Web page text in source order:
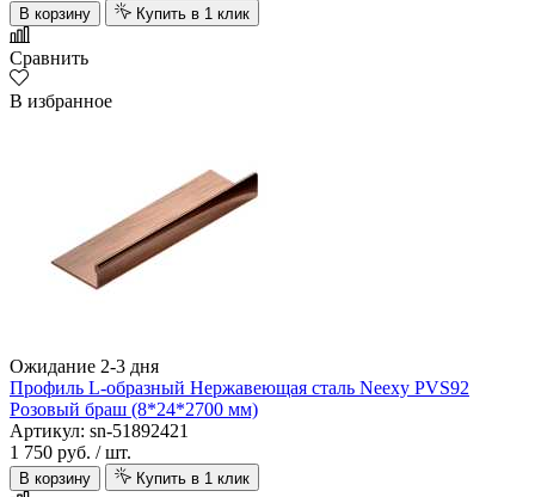
В корзину Купить в 1 клик
Сравнить
В избранное
Ожидание 2-3 дня
Профиль L-образный Нержавеющая сталь Neexy PVS92
Розовый браш (8*24*2700 мм)
Артикул: sn-51892421
1 750 руб. / шт.
В корзину Купить в 1 клик